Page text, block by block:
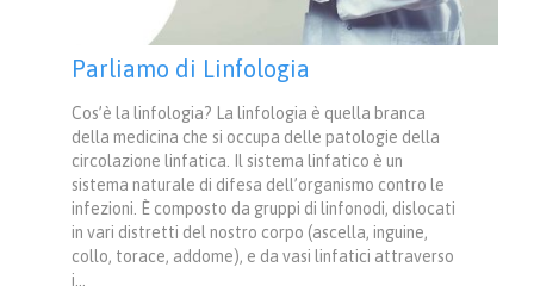
Parliamo di Linfologia
Cos’è la linfologia? La linfologia è quella branca
della medicina che si occupa delle patologie della
circolazione linfatica. Il sistema linfatico è un
sistema naturale di difesa dell’organismo contro le
infezioni. È composto da gruppi di linfonodi, dislocati
in vari distretti del nostro corpo (ascella, inguine,
collo, torace, addome), e da vasi linfatici attraverso
i…